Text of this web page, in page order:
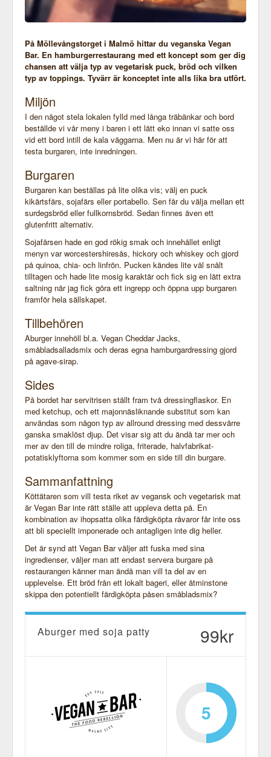
På Möllevångstorget i Malmö hittar du veganska Vegan
Bar. En hamburgerrestaurang med ett koncept som ger dig
chansen att välja typ av vegetarisk puck, bröd och vilken
typ av toppings. Tyvärr är konceptet inte alls lika bra utfört.
Miljön
I den något stela lokalen fylld med långa träbänkar och bord
beställde vi vår meny i baren i ett lätt eko innan vi satte oss
vid ett bord intill de kala väggarna. Men nu är vi här för att
testa burgaren, inte inredningen.
Burgaren
Burgaren kan beställas på lite olika vis; välj en puck
kikärtsfärs, sojafärs eller portabello. Sen får du välja mellan ett
surdegsbröd eller fullkornsbröd. Sedan finnes även ett
glutenfritt alternativ.
Sojafärsen hade en god rökig smak och innehållet enligt
menyn var worcestershiresås, hickory och whiskey och gjord
på quinoa, chia- och linfrön. Pucken kändes lite väl snålt
tilltagen och hade lite mosig karaktär och fick sig en lätt extra
saltning när jag fick göra ett ingrepp och öppna upp burgaren
framför hela sällskapet.
Tillbehören
Aburger innehöll bl.a. Vegan Cheddar Jacks,
småbladsalladsmix och deras egna hamburgardressing gjord
på agave-sirap.
Sides
På bordet har servitrisen ställt fram två dressingflaskor. En
med ketchup, och ett majonnäsliknande substitut som kan
användas som någon typ av allround dressing med dessvärre
ganska smaklöst djup. Det visar sig att du ändå tar mer och
mer av den till de mindre roliga, friterade, halvfabrikat-
potatisklyftorna som kommer som en side till din burgare.
Sammanfattning
Köttätaren som vill testa riket av vegansk och vegetarisk mat
är Vegan Bar inte rätt ställe att uppleva detta på. En
kombination av ihopsatta olika färdigköpta råvaror får inte oss
att bli speciellt imponerade och antagligen inte dig heller.
Det är synd att Vegan Bar väljer att fuska med sina
ingredienser, väljer man att endast servera burgare på
restaurangen känner man ändå man vill ta del av en
upplevelse. Ett bröd från ett lokalt bageri, eller åtminstone
skippa den potentiellt färdigköpta påsen småbladsmix?
Aburger med soja patty 99kr
5